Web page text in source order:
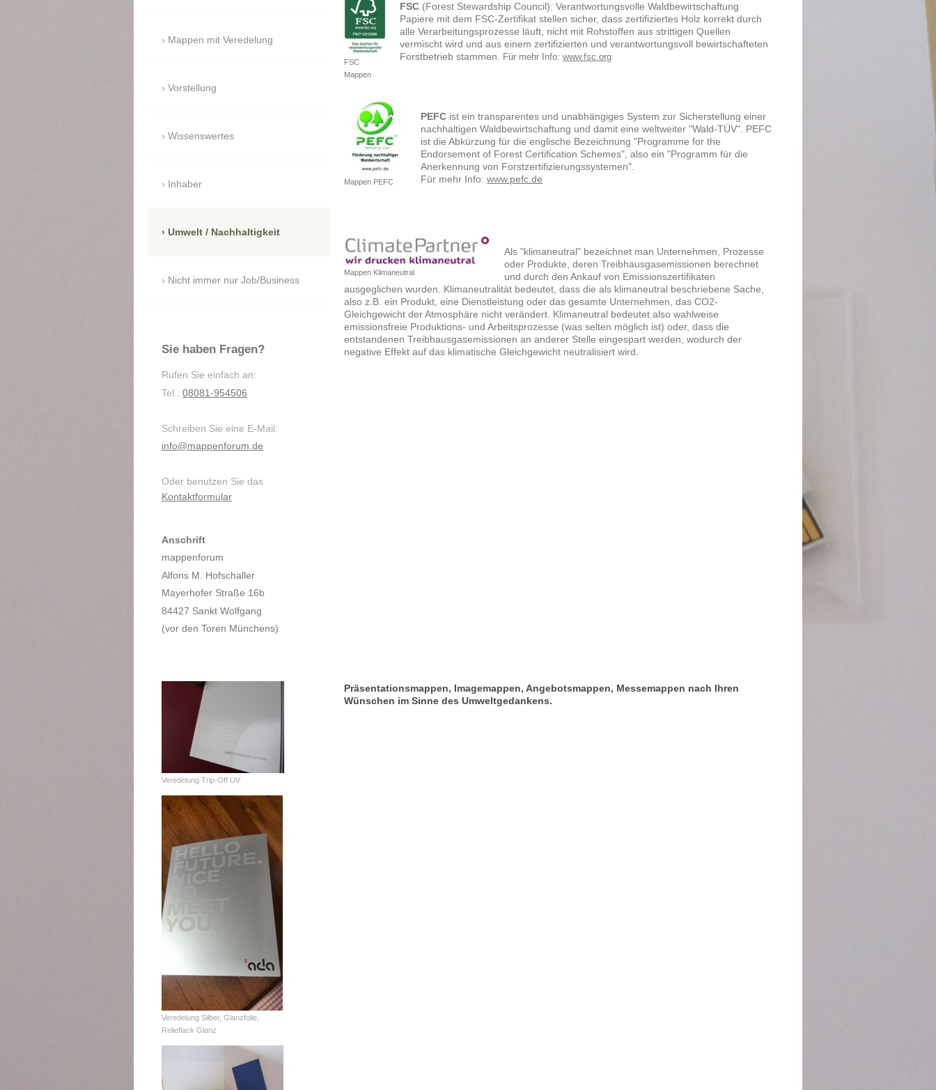
FSC
Mappen
FSC (Forest Stewardship Council): Verantwortungsvolle Waldbewirtschaftung
Papiere mit dem FSC-Zertifikat stellen sicher, dass zertifiziertes Holz korrekt durch
alle Verarbeitungsprozesse läuft, nicht mit Rohstoffen aus strittigen Quellen
vermischt wird und aus einem zertifizierten und verantwortungsvoll bewirtschafteten
Forstbetrieb stammen.
Für mehr Info:www.fsc.org
Mappen PEFC
PEFC ist ein transparentes und unabhängiges System zur Sicherstellung einer
nachhaltigen Waldbewirtschaftung und damit eine weltweiter "Wald-TÜV". PEFC
ist die Abkürzung für die englische Bezeichnung "Programme for the
Endorsement of Forest Certification Schemes", also ein "Programm für die
Anerkennung von Forstzertifizierungssystemen".
Für mehr Info:www.pefc.de
Mappen Klimaneutral
Als "klimaneutral" bezeichnet man Unternehmen, Prozesse
oder Produkte, deren Treibhausgasemissionen berechnet
und durch den Ankauf von Emissionszertifikaten
ausgeglichen wurden. Klimaneutralität bedeutet, dass die als klimaneutral beschriebene Sache,
also z.B. ein Produkt, eine Dienstleistung oder das gesamte Unternehmen, das CO2-
Gleichgewicht der Atmosphäre nicht verändert. Klimaneutral bedeutet also wahlweise
emissionsfreie Produktions- und Arbeitsprozesse (was selten möglich ist) oder, dass die
entstandenen Treibhausgasemissionen an anderer Stelle eingespart werden, wodurch der
negative Effekt auf das klimatische Gleichgewicht neutralisiert wird.
Präsentationsmappen, Imagemappen, Angebotsmappen, Messemappen nach Ihren
Wünschen im Sinne des Umweltgedankens.
Mappen mit Veredelung
Vorstellung
Wissenswertes
Inhaber
Umwelt / Nachhaltigkeit
Nicht immer nur Job/Business
Sie haben Fragen?
Rufen Sie einfach an:
Tel.: 08081-954506
Schreiben Sie eine E-Mail:
info@mappenforum.de
Oder benutzen Sie das
Kontaktformular
Anschrift
mappenforum
Alfons M. Hofschaller
Mayerhofer Straße 16b
84427 Sankt Wolfgang
(vor den Toren Münchens)
Veredelung Trip-Off UV
Veredelung Silber, Glanzfolie,
Relieflack Glanz